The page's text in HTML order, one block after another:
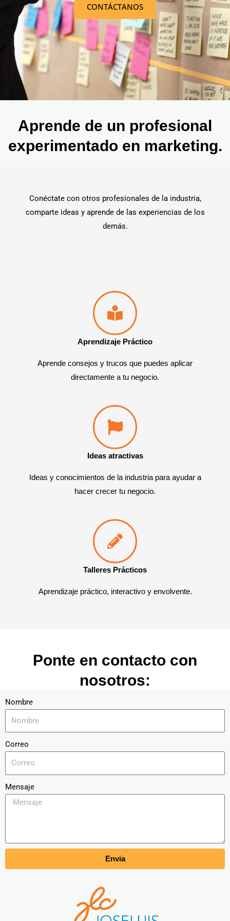
CONTÁCTANOS
Aprende de un profesional
experimentado en marketing.
Conéctate con otros profesionales de la industria,
comparte ideas y aprende de las experiencias de los
demás.
Aprendizaje Práctico
Aprende consejos y trucos que puedes aplicar
directamente a tu negocio.
Ideas atractivas
Ideas y conocimientos de la industria para ayudar a
hacer crecer tu negocio.
Talleres Prácticos
Aprendizaje práctico, interactivo y envolvente.
Ponte en contacto con
nosotros:
Nombre
Correo
Mensaje
Envia